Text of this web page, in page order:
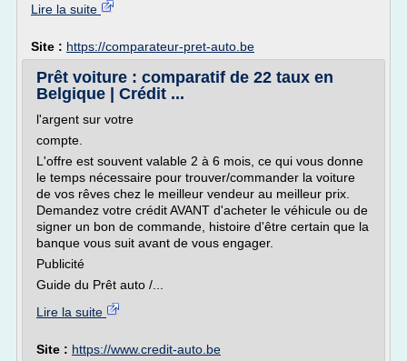
Lire la suite
Site : https://comparateur-pret-auto.be
Prêt voiture : comparatif de 22 taux en
Belgique | Crédit ...
l'argent sur votre
compte.
L'offre est souvent valable 2 à 6 mois, ce qui vous donne
le temps nécessaire pour trouver/commander la voiture
de vos rêves chez le meilleur vendeur au meilleur prix.
Demandez votre crédit AVANT d'acheter le véhicule ou de
signer un bon de commande, histoire d'être certain que la
banque vous suit avant de vous engager.
Publicité
Guide du Prêt auto /...
Lire la suite
Site : https://www.credit-auto.be